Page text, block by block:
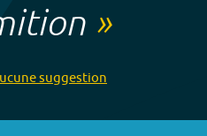
»
suggestion